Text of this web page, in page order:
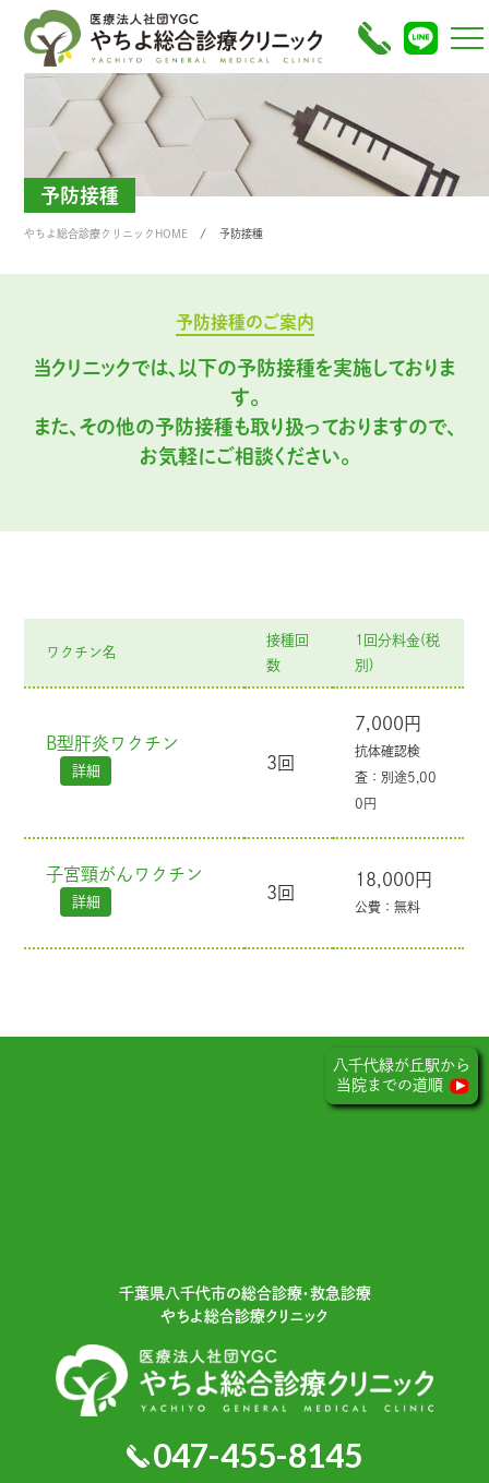
予防接種
やちよ総合診療クリニックHOME 予防接種
予防接種のご案内
当クリニックでは、以下の予防接種を実施しておりま
す。
また、その他の予防接種も取り扱っておりますので、
お気軽にご相談ください。
ワクチン名
接種回
数
1回分料金(税
別)
B型肝炎ワクチン
3回
7,000円
抗体確認検
査：別途5,00
0円
子宮頸がんワクチン
3回
18,000円
公費：無料
八千代緑が丘駅から
当院までの道順
千葉県⼋千代市の総合診療・救急診療
やちよ総合診療クリニック
047-455-8145